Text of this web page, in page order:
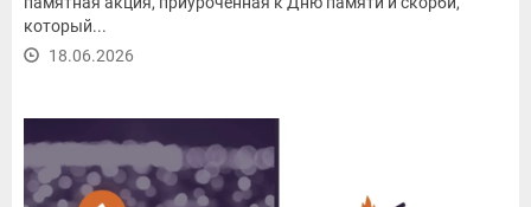
который...
18.06.2026